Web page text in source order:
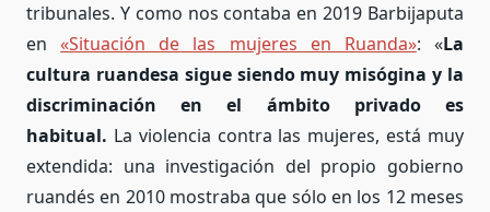
tribunales. Y como nos contaba en 2019 Barbijaputa
en«Situación de las mujeres en Ruanda»: «La
cultura ruandesa sigue siendo muy misógina y la
discriminación en el ámbito privado es
habitual. La violencia contra las mujeres, está muy
extendida: una investigación del propio gobierno
ruandés en 2010 mostraba que sólo en los 12 meses